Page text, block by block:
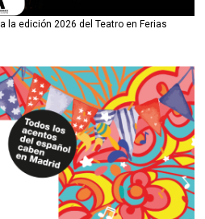
la edición 2026 del Teatro en Ferias